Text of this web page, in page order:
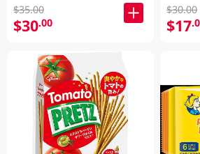
$35.00
$30.00
$30.00
$17